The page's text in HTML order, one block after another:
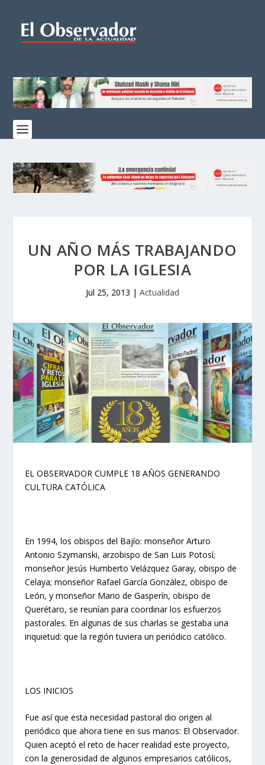
UN AÑO MÁS TRABAJANDO
POR LA IGLESIA
Jul 25, 2013 | Actualidad
EL OBSERVADOR CUMPLE 18 AÑOS GENERANDO
CULTURA CATÓLICA
En 1994, los obispos del Bajío: monseñor Arturo
Antonio Szymanski, arzobispo de San Luis Potosí;
monseñor Jesús Humberto Velázquez Garay, obispo de
Celaya; monseñor Rafael García González, obispo de
León, y monseñor Mario de Gasperín, obispo de
Querétaro, se reunían para coordinar los esfuerzos
pastorales. En algunas de sus charlas se gestaba una
inquietud: que la región tuviera un periódico católico.
LOS INICIOS
Fue así que esta necesidad pastoral dio origen al
periódico que ahora tiene en sus manos: El Observador.
Quien aceptó el reto de hacer realidad este proyecto,
con la generosidad de algunos empresarios católicos,